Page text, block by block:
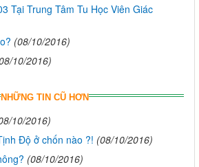
Tại Trung Tâm Tu Học Viên Giác
(08/10/2016)
10/2016)
NHỮNG TIN CŨ HƠN
10/2016)
Độ ở chốn nào ?! (08/10/2016)
(08/10/2016)